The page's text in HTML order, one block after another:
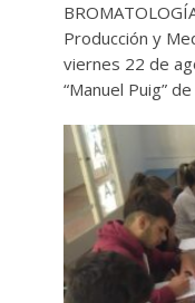
Producción y
viernes 22 de
“Manuel Puig”